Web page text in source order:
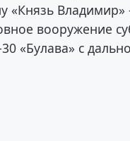
«Князь
вооружение
«Булава» с